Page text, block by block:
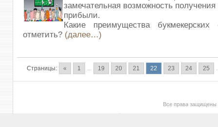
замечательная возможность
прибыли.
Какие преимущества букмекерских
отметить? (далее…)
Страницы: « 1 ... 19 20 21 22 23 24 25
Все права